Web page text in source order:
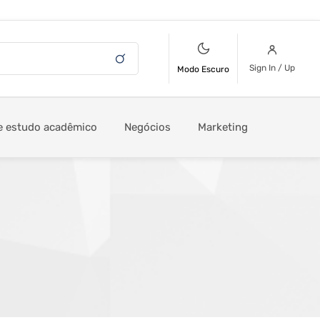
Modo Escuro Sign In / Up
estudo acadêmico Negócios Marketing